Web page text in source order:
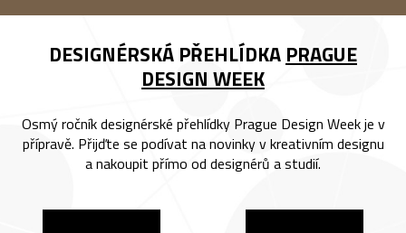
DESIGNÉRSKÁ PŘEHLÍDKA PRAGUE
DESIGN WEEK
Osmý ročník designérské přehlídky Prague Design Week je v
přípravě. Přijďte se podívat na novinky v kreativním designu
a nakoupit přímo od designérů a studií.